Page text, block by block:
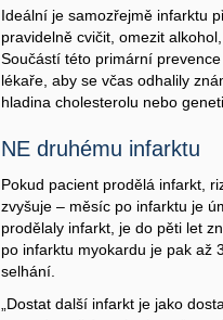
Ideální je samozřejmě infarktu
pravidelně cvičit, omezit
Součástí této primární
lékaře, aby se včas odhalily
hladina cholesterolu nebo
NE druhému infarktu
Pokud pacient prodělá infarkt,
zvyšuje – měsíc po infarktu je
prodělaly infarkt, je do pěti let
po infarktu myokardu je pak až
selhání.
„Dostat další infarkt je jako